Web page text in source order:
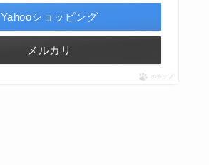
Yahooショッピング
メルカリ
ポチップ